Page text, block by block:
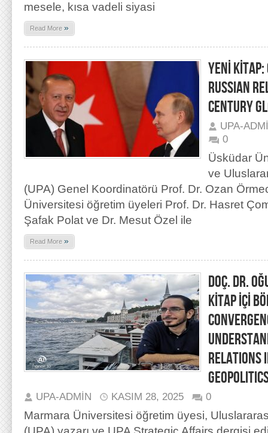
mesele, kısa vadeli siyasi
Read More »
YENİ KİTAP:
RUSSIAN
CENTURY
UPA-
0
Üsküdar
ve
(UPA) Genel Koordinatörü Prof. Dr. Ozan
Üniversitesi öğretim üyeleri Prof. Dr. Hasret
Şafak Polat ve Dr. Mesut Özel ile
Read More »
DOÇ. DR.
KİTAP İÇİ
RELATIONS
UPA-ADMIN KASIM 28, 2025 0
Marmara Üniversitesi öğretim üyesi,